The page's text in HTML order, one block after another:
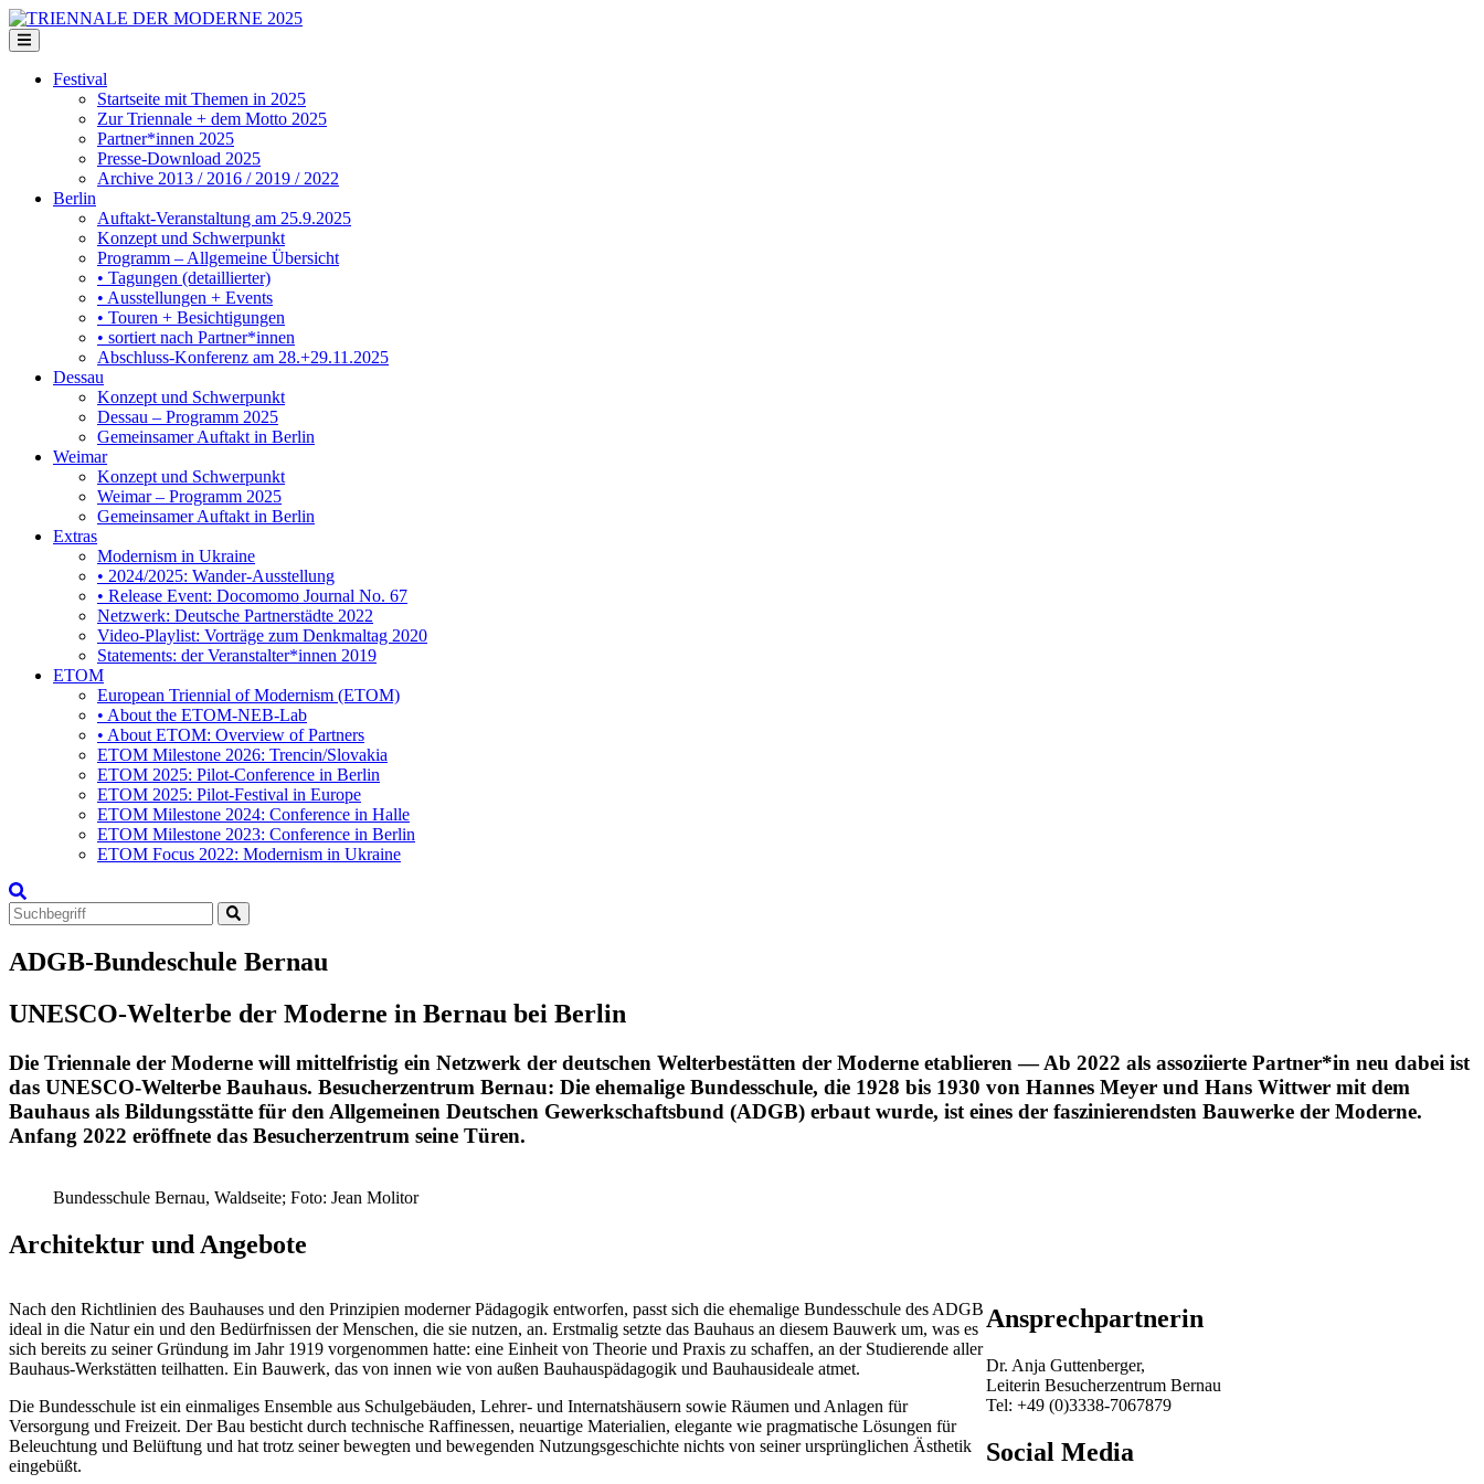
Festival
Startseite mit Themen in 2025
Zur Triennale + dem Motto 2025
Partner*innen 2025
Presse-Download 2025
Archive 2013 / 2016 / 2019 / 2022
Berlin
Auftakt-Veranstaltung am 25.9.2025
Konzept und Schwerpunkt
Programm – Allgemeine Übersicht
• Tagungen (detaillierter)
• Ausstellungen + Events
• Touren + Besichtigungen
• sortiert nach Partner*innen
Abschluss-Konferenz am 28.+29.11.2025
Dessau
Konzept und Schwerpunkt
Dessau – Programm 2025
Gemeinsamer Auftakt in Berlin
Weimar
Konzept und Schwerpunkt
Weimar – Programm 2025
Gemeinsamer Auftakt in Berlin
Extras
Modernism in Ukraine
• 2024/2025: Wander-Ausstellung
• Release Event: Docomomo Journal No. 67
Netzwerk: Deutsche Partnerstädte 2022
Video-Playlist: Vorträge zum Denkmaltag 2020
Statements: der Veranstalter*innen 2019
ETOM
European Triennial of Modernism (ETOM)
• About the ETOM-NEB-Lab
• About ETOM: Overview of Partners
ETOM Milestone 2026: Trencin/Slovakia
ETOM 2025: Pilot-Conference in Berlin
ETOM 2025: Pilot-Festival in Europe
ETOM Milestone 2024: Conference in Halle
ETOM Milestone 2023: Conference in Berlin
ETOM Focus 2022: Modernism in Ukraine
Search
for:
ADGB-Bundeschule Bernau
UNESCO-Welterbe der Moderne in Bernau bei Berlin
Die Triennale der Moderne will mittelfristig ein Netzwerk der deutschen Welterbestätten der Moderne etablieren — Ab 2022 als assoziierte Partner*in neu dabei ist
das UNESCO-Welterbe Bauhaus. Besucherzentrum Bernau: Die ehemalige Bundesschule, die 1928 bis 1930 von Hannes Meyer und Hans Wittwer mit dem
Bauhaus als Bildungsstätte für den Allgemeinen Deutschen Gewerkschaftsbund (ADGB) erbaut wurde, ist eines der faszinierendsten Bauwerke der Moderne.
Anfang 2022 eröffnete das Besucherzentrum seine Türen.
Bundesschule Bernau, Waldseite; Foto: Jean Molitor
Architektur und Angebote
Nach den Richtlinien des Bauhauses und den Prinzipien moderner Pädagogik entworfen, passt sich die ehemalige Bundesschule des ADGB
ideal in die Natur ein und den Bedürfnissen der Menschen, die sie nutzen, an. Erstmalig setzte das Bauhaus an diesem Bauwerk um, was es
sich bereits zu seiner Gründung im Jahr 1919 vorgenommen hatte: eine Einheit von Theorie und Praxis zu schaffen, an der Studierende aller
Bauhaus-Werkstätten teilhatten. Ein Bauwerk, das von innen wie von außen Bauhauspädagogik und Bauhausideale atmet.
Die Bundesschule ist ein einmaliges Ensemble aus Schulgebäuden, Lehrer- und Internatshäusern sowie Räumen und Anlagen für
Versorgung und Freizeit. Der Bau besticht durch technische Raffinessen, neuartige Materialien, elegante wie pragmatische Lösungen für
Beleuchtung und Belüftung und hat trotz seiner bewegten und bewegenden Nutzungsgeschichte nichts von seiner ursprünglichen Ästhetik
eingebüßt.
Ansprechpartnerin
Dr. Anja Guttenberger,
Leiterin Besucherzentrum Bernau
Tel: +49 (0)3338-7067879
Social Media